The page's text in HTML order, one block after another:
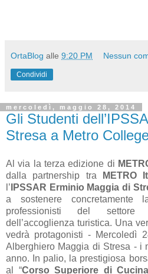
OrtaBlog alle 9:20 PM Nessun
Condividi
mercoledì, maggio 28, 2014
Gli Studenti
Stresa a Metro
Al via la terza edizione di
dalla partnership tra
METRO
l’ IPSSAR Erminio Maggia di
a sostenere concretamente
professionisti del
dell’accoglienza turistica. Una
vedrà protagonisti - Mercoledì
Alberghiero Maggia di Stresa - i
anno. In palio, la prestigiosa
al “Corso Superiore di